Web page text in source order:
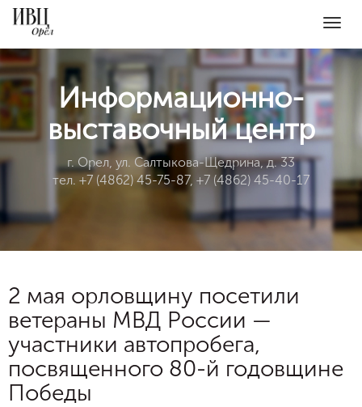
Информационно-
выставочный центр
г. Орел, ул. Салтыкова-Щедрина, д. 33
тел. +7 (4862) 45-75-87, +7 (4862) 45-40-17
2 мая орловщину посетили
ветераны МВД России —
участники автопробега,
посвященного 80-й годовщине
Победы